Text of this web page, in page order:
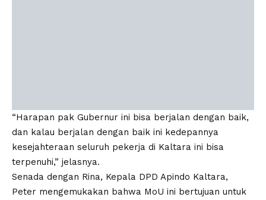
“Harapan pak Gubernur ini bisa berjalan dengan baik,
dan kalau berjalan dengan baik ini kedepannya
kesejahteraan seluruh pekerja di Kaltara ini bisa
terpenuhi,” jelasnya.
Senada dengan Rina, Kepala DPD Apindo Kaltara,
Peter mengemukakan bahwa MoU ini bertujuan untuk